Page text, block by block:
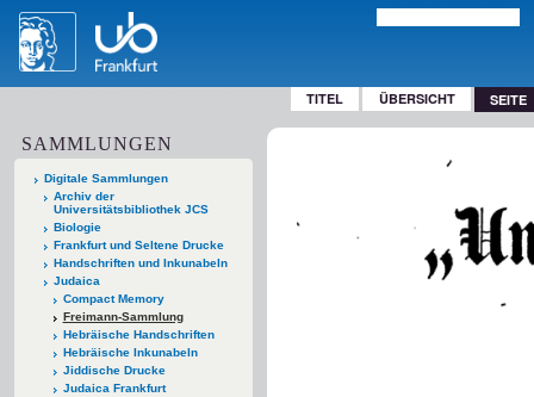
TITEL ÜBERSICHT SEITE
SAMMLUNGEN
Digitale Sammlungen
Archiv der
Universitätsbibliothek JCS
Biologie
Frankfurt und Seltene Drucke
Handschriften und Inkunabeln
Judaica
Compact Memory
Freimann-Sammlung
Hebräische Handschriften
Hebräische Inkunabeln
Jiddische Drucke
Judaica Frankfurt